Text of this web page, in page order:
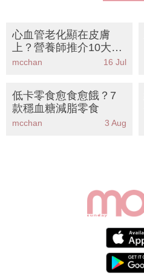
心血管老化顯在皮膚
上？營養師推介10大抗
氧化飲食丨逆齡護心兼
mcchan 16 Jul
低卡零食愈食愈餓？7
款穩血糖減脂零食
mcchan 3 Aug